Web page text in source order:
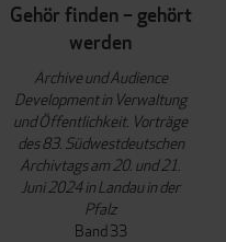
Gehör finden – gehört
werden
Archive und Audience
Development in Verwaltung
und Öffentlichkeit. Vorträge
des 83. Südwestdeutschen
Archivtags am 20. und 21.
Juni 2024 in Landau in der
Pfalz
Band 33